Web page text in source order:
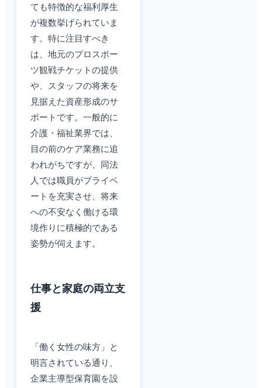
ても特徴的な福利厚生
が複数挙げられていま
す。特に注目すべき
は、地元のプロスポー
ツ観戦チケットの提供
や、スタッフの将来を
見据えた資産形成のサ
ポートです。一般的に
介護・福祉業界では、
目の前のケア業務に追
われがちですが、同法
人では職員がプライベ
ートを充実させ、将来
への不安なく働ける環
境作りに積極的である
姿勢が伺えます。
仕事と家庭の両立支
援
「働く女性の味方」と
明言されている通り、
企業主導型保育園を設